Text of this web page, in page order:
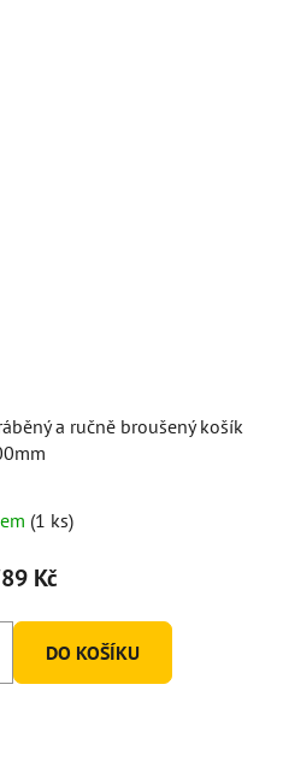
a ručně broušený košík
(1 ks)
Kč
DO KOŠÍKU